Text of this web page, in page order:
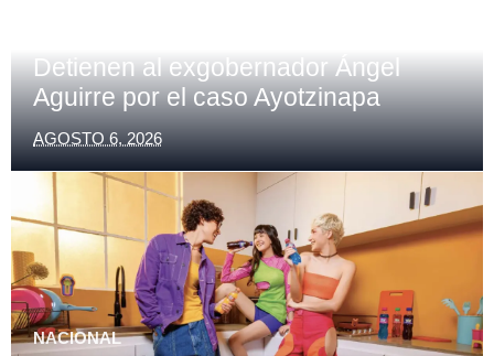
Detienen al exgobernador Ángel
Aguirre por el caso Ayotzinapa
AGOSTO 6, 2026
NACIONAL